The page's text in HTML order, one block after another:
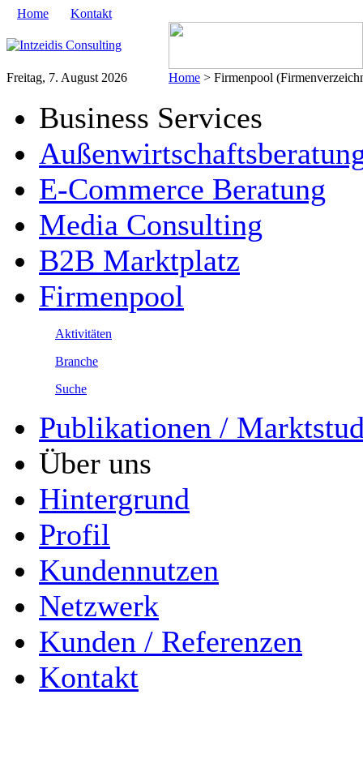
Home Kontakt
Freitag, 7. August 2026 Home > Firmenpool
Business Services
E-Commerce Beratung
Media Consulting
B2B Marktplatz
Firmenpool
Aktivitäten
Branche
Suche
Publikationen /
Über uns
Hintergrund
Profil
Kundennutzen
Netzwerk
Kunden / Referenzen
Kontakt